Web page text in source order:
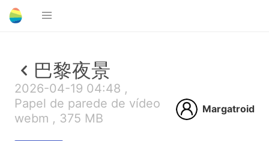
巴黎夜景
2026-04-19 04:48 ,
Papel de parede de vídeo
webm , 375 MB
Margatroid